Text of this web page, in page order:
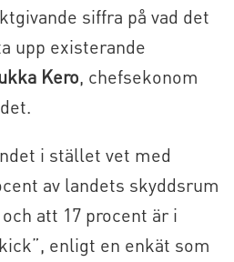
siffra på vad det
upp existerande
Kero, chefsekonom
i stället vet med
av landets skyddsrum
att 17 procent är i
enligt en enkät som